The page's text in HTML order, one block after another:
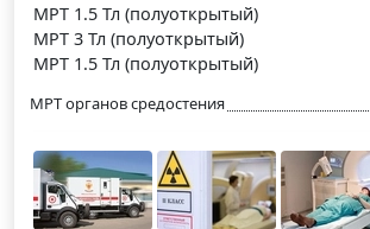
МРТ 1.5 Тл (полуоткрытый)
МРТ 3 Тл (полуоткрытый)
МРТ 1.5 Тл (полуоткрытый)
МРТ органов средостения